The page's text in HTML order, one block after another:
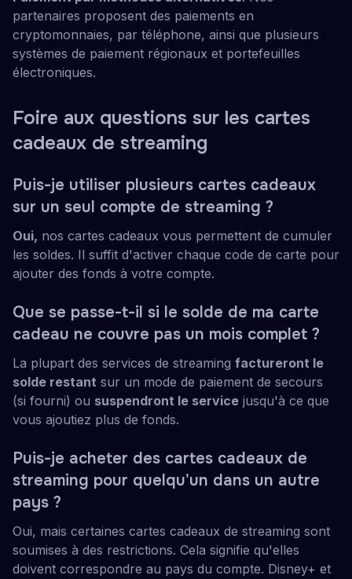
partenaires proposent des paiements en
cryptomonnaies, par téléphone, ainsi que plusieurs
systèmes de paiement régionaux et portefeuilles
électroniques.
Foire aux questions sur les cartes
cadeaux de streaming
Puis-je utiliser plusieurs cartes cadeaux
sur un seul compte de streaming ?
Oui, nos cartes cadeaux vous permettent de cumuler
les soldes. Il suffit d'activer chaque code de carte pour
ajouter des fonds à votre compte.
Que se passe-t-il si le solde de ma carte
cadeau ne couvre pas un mois complet ?
La plupart des services de streaming factureront le
solde restant sur un mode de paiement de secours
(si fourni) ou suspendront le service jusqu'à ce que
vous ajoutiez plus de fonds.
Puis-je acheter des cartes cadeaux de
streaming pour quelqu'un dans un autre
pays ?
Oui, mais certaines cartes cadeaux de streaming sont
soumises à des restrictions. Cela signifie qu'elles
doivent correspondre au pays du compte. Disney+ et